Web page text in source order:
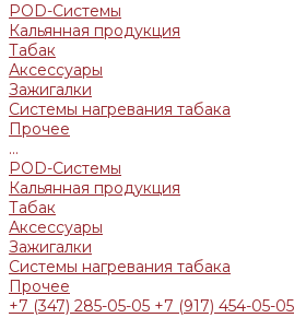
POD-Системы
Кальянная продукция
Табак
Аксессуары
Зажигалки
Системы нагревания табака
Прочее
...
POD-Системы
Кальянная продукция
Табак
Аксессуары
Зажигалки
Системы нагревания табака
Прочее
+7 (347) 285-05-05 +7 (917) 454-05-05